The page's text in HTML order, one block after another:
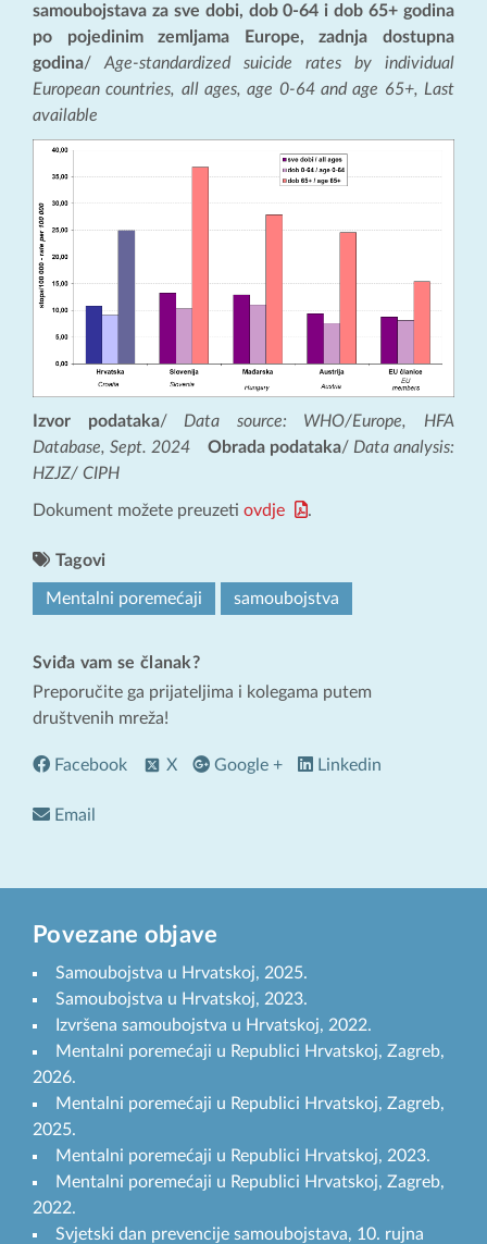
samoubojstava za sve dobi, dob 0-64 i dob 65+ godina
po pojedinim zemljama Europe, zadnja dostupna
godina/ Age-standardized suicide rates by individual
European countries, all ages, age 0-64 and age 65+, Last
available
Izvor podataka/ Data source: WHO/Europe, HFA
Database, Sept. 2024
Obrada podataka/ Data analysis:
HZJZ/ CIPH
Dokument možete preuzeti ovdje .
Tagovi
Mentalni poremećaji samoubojstva
Sviđa vam se članak?
Preporučite ga prijateljima i kolegama putem
društvenih mreža!
Facebook X Google + Linkedin
Email
Povezane objave
Samoubojstva u Hrvatskoj, 2025.
Samoubojstva u Hrvatskoj, 2023.
Izvršena samoubojstva u Hrvatskoj, 2022.
Mentalni poremećaji u Republici Hrvatskoj, Zagreb,
2026.
Mentalni poremećaji u Republici Hrvatskoj, Zagreb,
2025.
Mentalni poremećaji u Republici Hrvatskoj, 2023.
Mentalni poremećaji u Republici Hrvatskoj, Zagreb,
2022.
Svjetski dan prevencije samoubojstava, 10. rujna